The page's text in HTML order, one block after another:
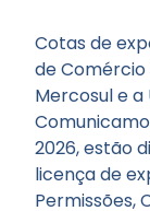
Cotas de
de Comércio
Mercosul e a
2026, estão
licença de
Permissões,